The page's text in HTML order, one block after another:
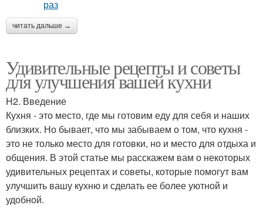
читать дальше →
Удивительные рецепты и советы
для улучшения вашей кухни
H2. Введение
Кухня - это место, где мы готовим еду для себя и наших
близких. Но бывает, что мы забываем о том, что кухня -
это не только место для готовки, но и место для отдыха и
общения. В этой статье мы расскажем вам о некоторых
удивительных рецептах и советы, которые помогут вам
улучшить вашу кухню и сделать ее более уютной и
удобной.